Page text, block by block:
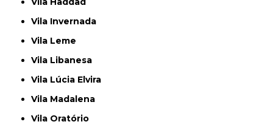
Vila Invernada
Vila Leme
Vila Libanesa
Vila Lúcia Elvira
Vila Madalena
Vila Oratório